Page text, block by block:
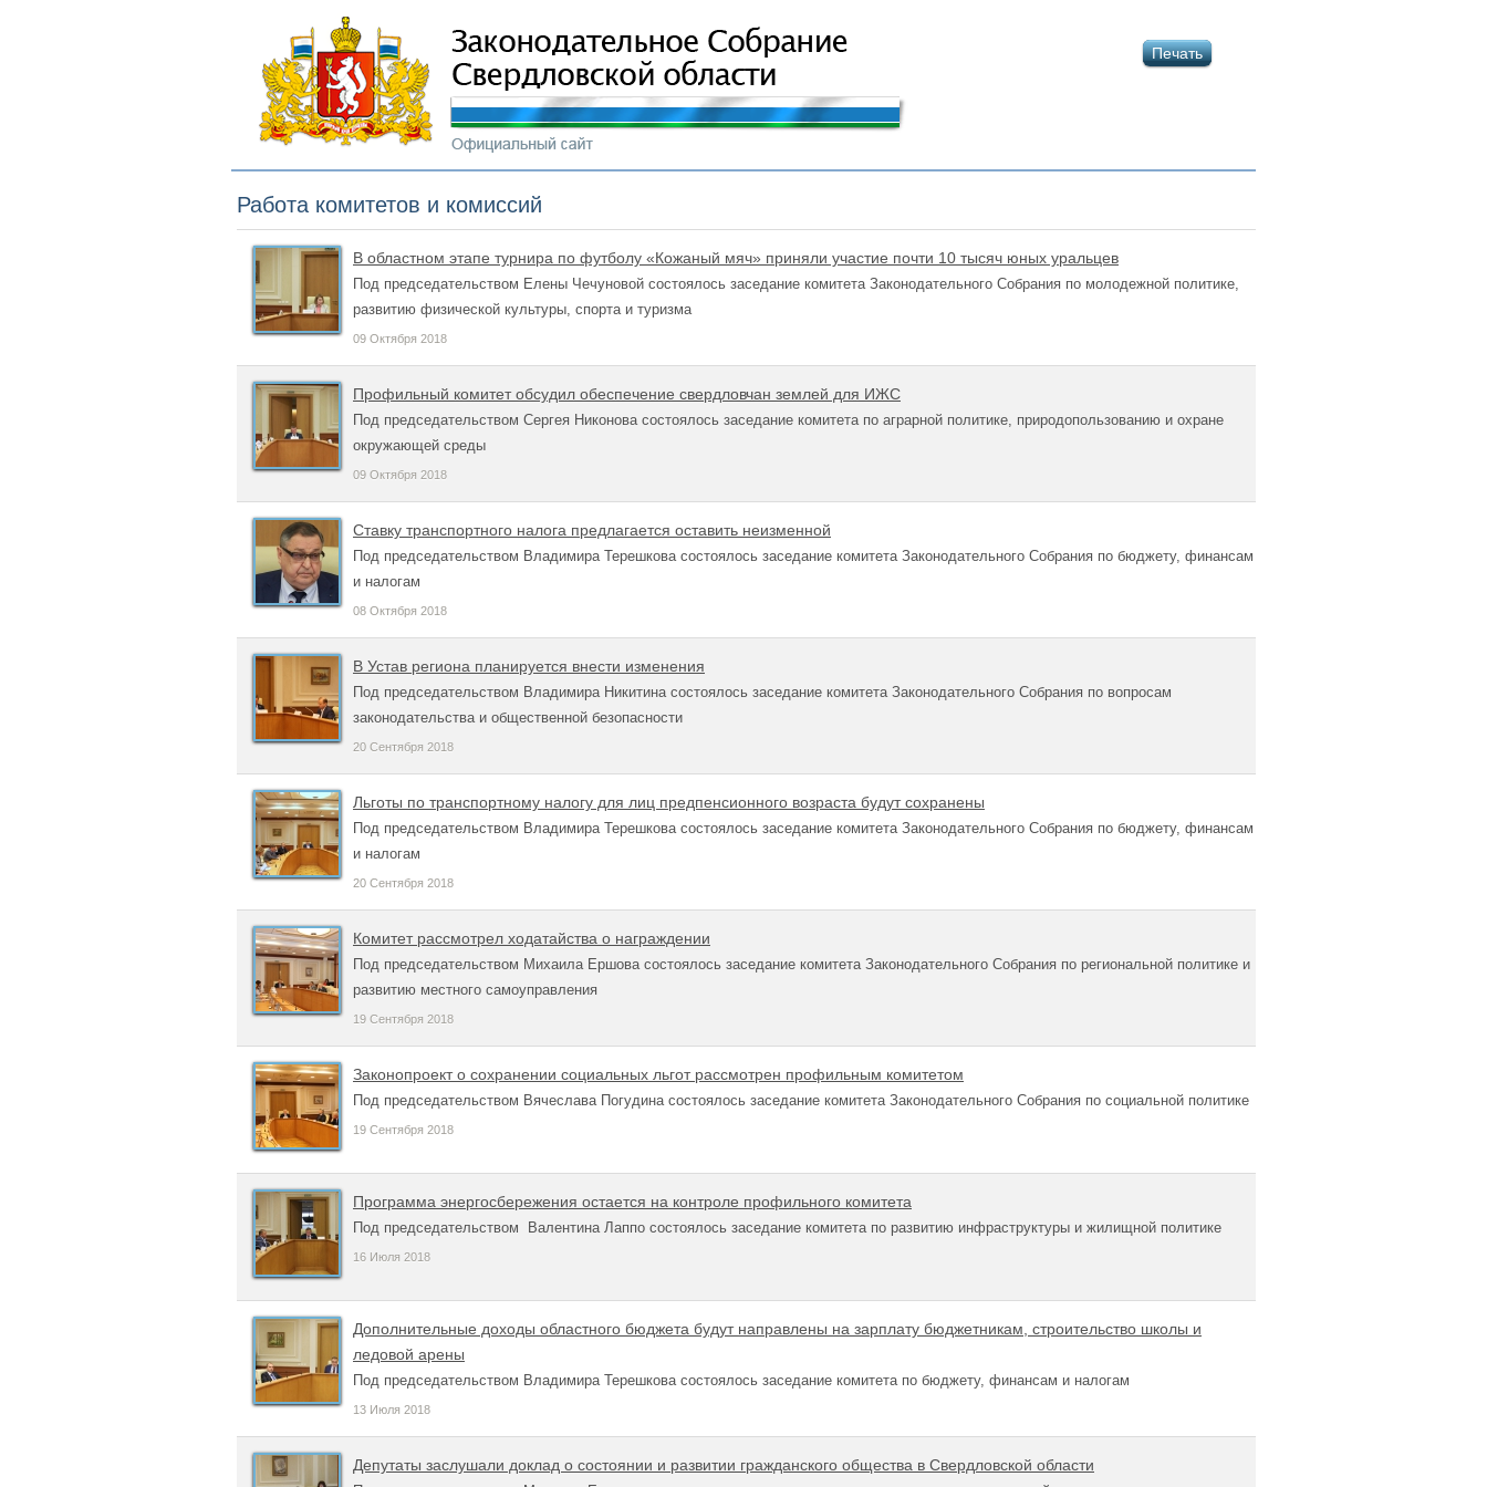
Печать
Работа комитетов и комиссий
В областном этапе турнира по футболу «Кожаный мяч» приняли участие почти 10 тысяч юных уральцев
Под председательством Елены Чечуновой состоялось заседание комитета Законодательного Собрания по молодежной политике,
развитию физической культуры, спорта и туризма
09 Октября 2018
Профильный комитет обсудил обеспечение свердловчан землей для ИЖС
Под председательством Сергея Никонова состоялось заседание комитета по аграрной политике, природопользованию и охране
окружающей среды
09 Октября 2018
Ставку транспортного налога предлагается оставить неизменной
Под председательством Владимира Терешкова состоялось заседание комитета Законодательного Собрания по бюджету, финансам
и налогам
08 Октября 2018
В Устав региона планируется внести изменения
Под председательством Владимира Никитина состоялось заседание комитета Законодательного Собрания по вопросам
законодательства и общественной безопасности
20 Сентября 2018
Льготы по транспортному налогу для лиц предпенсионного возраста будут сохранены
Под председательством Владимира Терешкова состоялось заседание комитета Законодательного Собрания по бюджету, финансам
и налогам
20 Сентября 2018
Комитет рассмотрел ходатайства о награждении
Под председательством Михаила Ершова состоялось заседание комитета Законодательного Собрания по региональной политике и
развитию местного самоуправления
19 Сентября 2018
Законопроект о сохранении социальных льгот рассмотрен профильным комитетом
Под председательством Вячеслава Погудина состоялось заседание комитета Законодательного Собрания по социальной политике
19 Сентября 2018
Программа энергосбережения остается на контроле профильного комитета
Под председательством Валентина Лаппо состоялось заседание комитета по развитию инфраструктуры и жилищной политике
16 Июля 2018
Дополнительные доходы областного бюджета будут направлены на зарплату бюджетникам, строительство школы и
ледовой арены
Под председательством Владимира Терешкова состоялось заседание комитета по бюджету, финансам и налогам
13 Июля 2018
Депутаты заслушали доклад о состоянии и развитии гражданского общества в Свердловской области